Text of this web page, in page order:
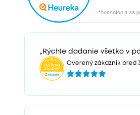
„Rýchle dodanie všetko v
Overený zákazník pred